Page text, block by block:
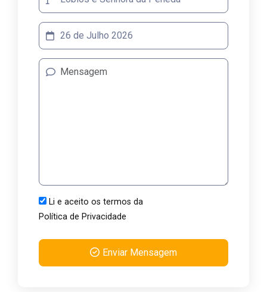
Li e aceito os termos da
Política de Privacidade
Enviar Mensagem